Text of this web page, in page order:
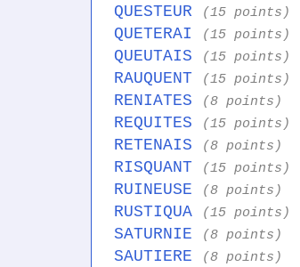
QUESTEUR (15 points)
QUETERAI (15 points)
QUEUTAIS (15 points)
RAUQUENT (15 points)
RENIATES (8 points)
REQUITES (15 points)
RETENAIS (8 points)
RISQUANT (15 points)
RUINEUSE (8 points)
RUSTIQUA (15 points)
SATURNIE (8 points)
SAUTIERE (8 points)